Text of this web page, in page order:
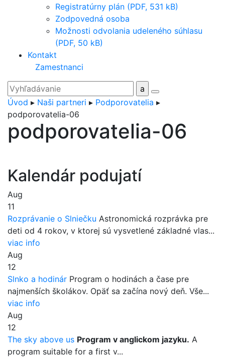
Registratúrny plán (PDF, 531 kB)
Zodpovedná osoba
Možnosti odvolania udeleného súhlasu
(PDF, 50 kB)
Kontakt
Zamestnanci
Úvod ▸ Naši partneri ▸ Podporovatelia ▸
podporovatelia-06
podporovatelia-06
Kalendár podujatí
Aug
11
Rozprávanie o Slniečku Astronomická rozprávka pre
deti od 4 rokov, v ktorej sú vysvetlené základné vlas...
viac info
Aug
12
Slnko a hodinár Program o hodinách a čase pre
najmenších školákov. Opäť sa začína nový deň. Vše...
viac info
Aug
12
The sky above us Program v anglickom jazyku. A
program suitable for a first v...